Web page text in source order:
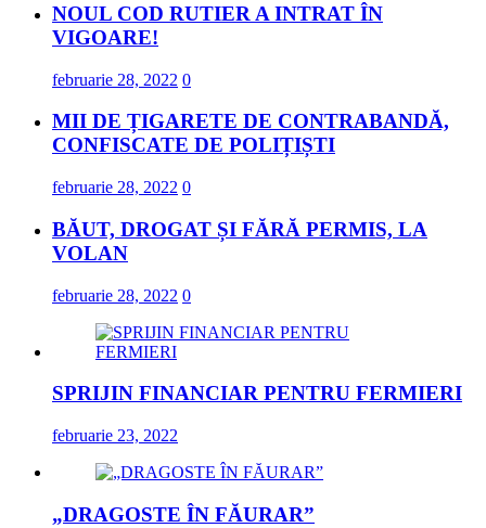
NOUL COD RUTIER A INTRAT ÎN
VIGOARE!
februarie 28, 2022 0
MII DE ȚIGARETE DE CONTRABANDĂ,
CONFISCATE DE POLIȚIȘTI
februarie 28, 2022 0
BĂUT, DROGAT ȘI FĂRĂ PERMIS, LA
VOLAN
februarie 28, 2022 0
SPRIJIN FINANCIAR PENTRU FERMIERI
februarie 23, 2022
„DRAGOSTE ÎN FĂURAR”